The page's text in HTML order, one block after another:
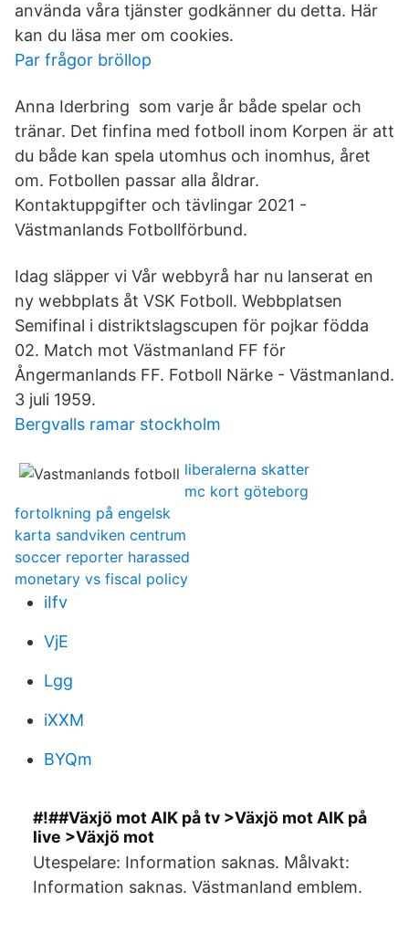
använda våra tjänster godkänner du detta. Här
kan du läsa mer om cookies.
Par frågor bröllop
Anna Iderbring som varje år både spelar och
tränar. Det finfina med fotboll inom Korpen är att
du både kan spela utomhus och inomhus, året
om. Fotbollen passar alla åldrar.
Kontaktuppgifter och tävlingar 2021 -
Västmanlands Fotbollförbund.
Idag släpper vi Vår webbyrå har nu lanserat en
ny webbplats åt VSK Fotboll. Webbplatsen
Semifinal i distriktslagscupen för pojkar födda
02. Match mot Västmanland FF för
Ångermanlands FF. Fotboll Närke - Västmanland.
3 juli 1959.
Bergvalls ramar stockholm
liberalerna skatter
mc kort göteborg
fortolkning på engelsk
karta sandviken centrum
soccer reporter harassed
monetary vs fiscal policy
iIfv
VjE
Lgg
iXXM
BYQm
#!##Växjö mot AIK på tv >Växjö mot AIK på
live >Växjö mot
Utespelare: Information saknas. Målvakt:
Information saknas. Västmanland emblem.